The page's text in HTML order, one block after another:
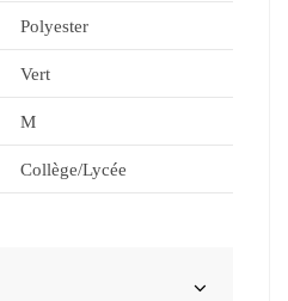
Polyester
Vert
M
Collège/Lycée